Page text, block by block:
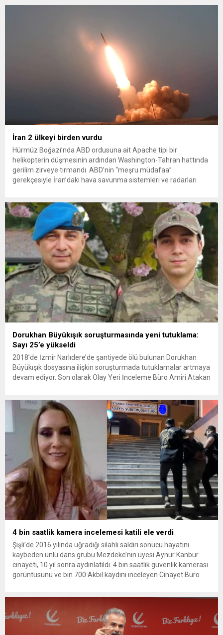
İran 2 ülkeyi birden vurdu
Hürmüz Boğazı’nda ABD ordusuna ait Apache tipi bir
helikopterin düşmesinin ardından Washington-Tahran hattında
gerilim zirveye tırmandı. ABD’nin “meşru müdafaa”
gerekçesiyle İran’daki hava savunma sistemleri ve radarları
yeni bir ABD saldırısına anında yanıt verileceğini duyurdu....
Dorukhan Büyükışık soruşturmasında yeni tutuklama:
Sayı 25’e yükseldi
2018’de İzmir Narlıdere’de şantiyede ölü bulunan Dorukhan
Büyükışık dosyasına ilişkin soruşturmada tutuklamalar artmaya
devam ediyor. Son olarak Olay Yeri İnceleme Büro Amiri Atakan
bulunan Dorukhan Büyükışık’a ilişkin yeniden açılan
soruşturmada tutuklamalar genişliyor. Son olarak dönemin...
4 bin saatlik kamera incelemesi katili ele verdi
Şişli’de 2016 yılında uğradığı silahlı saldırı sonucu hayatını
kaybeden ünlü dans grubu Mezdeke’nin üyesi Aynur Kanbur
cinayeti, 10 yıl sonra aydınlatıldı. 4 bin saatlik güvenlik kamerası
görüntüsünü ve bin 700 Akbil kaydını inceleyen Cinayet Büro